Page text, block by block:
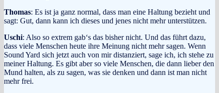
Thomas: Es ist ja ganz normal, dass man eine Haltung bezieht und
sagt: Gut, dann kann ich dieses und jenes nicht mehr unterstützen.
Uschi: Also so extrem gab‘s das bisher nicht. Und das führt dazu,
dass viele Menschen heute ihre Meinung nicht mehr sagen. Wenn
Sound Yard sich jetzt auch von mir distanziert, sage ich, ich stehe zu
meiner Haltung. Es gibt aber so viele Menschen, die dann lieber den
Mund halten, als zu sagen, was sie denken und dann ist man nicht
mehr frei.